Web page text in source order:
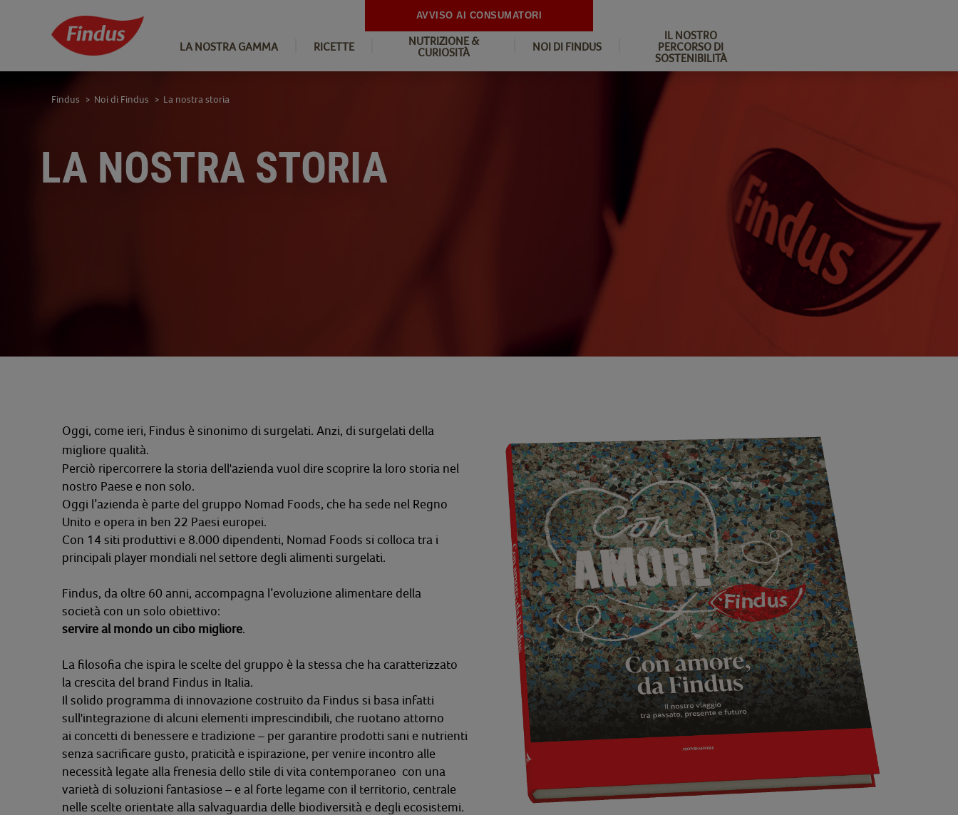
LA NOSTRA GAMMA RICETTE
NUTRIZIONE &
CURIOSITÀ
NOI DI FINDUS
IL NOSTRO
PERCORSO DI
SOSTENIBILITÀ
LA NOSTRA STORIA
Findus > Noi di Findus > La nostra storia
Oggi, come ieri, Findus è sinonimo di surgelati. Anzi, di surgelati della
migliore qualità.
Perciò ripercorrere la storia dell'azienda vuol dire scoprire la loro storia nel
nostro Paese e non solo.
Oggi l’azienda è parte del gruppo Nomad Foods, che ha sede nel Regno
Unito e opera in ben 22 Paesi europei.
Con 14 siti produttivi e 8.000 dipendenti, Nomad Foods si colloca tra i
principali player mondiali nel settore degli alimenti surgelati.
Findus, da oltre 60 anni, accompagna l’evoluzione alimentare della
società con un solo obiettivo:
servire al mondo un cibo migliore.
La filosofia che ispira le scelte del gruppo è la stessa che ha caratterizzato
la crescita del brand Findus in Italia.
Il solido programma di innovazione costruito da Findus si basa infatti
sull'integrazione di alcuni elementi imprescindibili, che ruotano attorno
ai concetti di benessere e tradizione – per garantire prodotti sani e nutrienti
senza sacrificare gusto, praticità e ispirazione, per venire incontro alle
necessità legate alla frenesia dello stile di vita contemporaneo con una
varietà di soluzioni fantasiose – e al forte legame con il territorio, centrale
nelle scelte orientate alla salvaguardia delle biodiversità e degli ecosistemi.
AVVISO AI CONSUMATORI